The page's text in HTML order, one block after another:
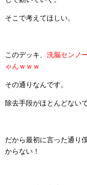
そこで考えてほしい。
このデッキ、 洗脳センノ
ゃんｗｗｗ
その通りなんです。
除去手段がほとんどないで
だから最初に言った通り
からない！